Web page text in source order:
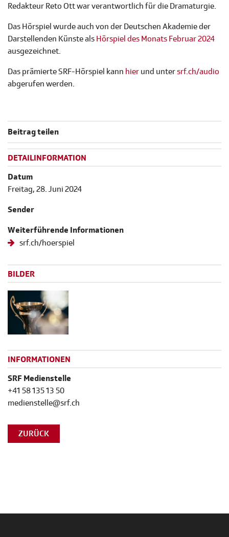
Redakteur Reto Ott war verantwortlich für die Dramaturgie.
Das Hörspiel wurde auch von der Deutschen Akademie der
Darstellenden Künste als Hörspiel des Monats Februar 2024
ausgezeichnet.
Das prämierte SRF-Hörspiel kann hier und untersrf.ch/audio
abgerufen werden.
Beitrag teilen
DETAILINFORMATION
Datum
Freitag, 28. Juni 2024
Sender
Weiterführende Informationen
srf.ch/hoerspiel
BILDER
INFORMATIONEN
SRF Medienstelle
+41 58 135 13 50
medienstelle@srf.ch
ZURÜCK